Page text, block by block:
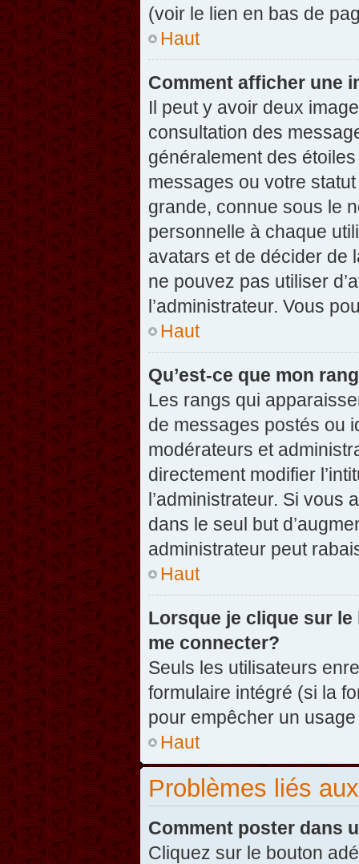
(voir le lien en bas de
Haut
Comment afficher une
Il peut y avoir deux
consultation des
généralement des
messages ou votre
grande, connue sous le
personnelle à chaque
avatars et de décider de
ne pouvez pas utiliser
l’administrateur. Vous
Haut
Qu’est-ce que mon
Les rangs qui
de messages postés ou
modérateurs et
directement modifier
l’administrateur. Si vous
dans le seul but
administrateur peut
Haut
Lorsque je clique sur
me connecter?
Seuls les utilisateurs
formulaire intégré (si la
pour empêcher un
Haut
Problèmes liés
Comment poster dans
Cliquez sur le bouton